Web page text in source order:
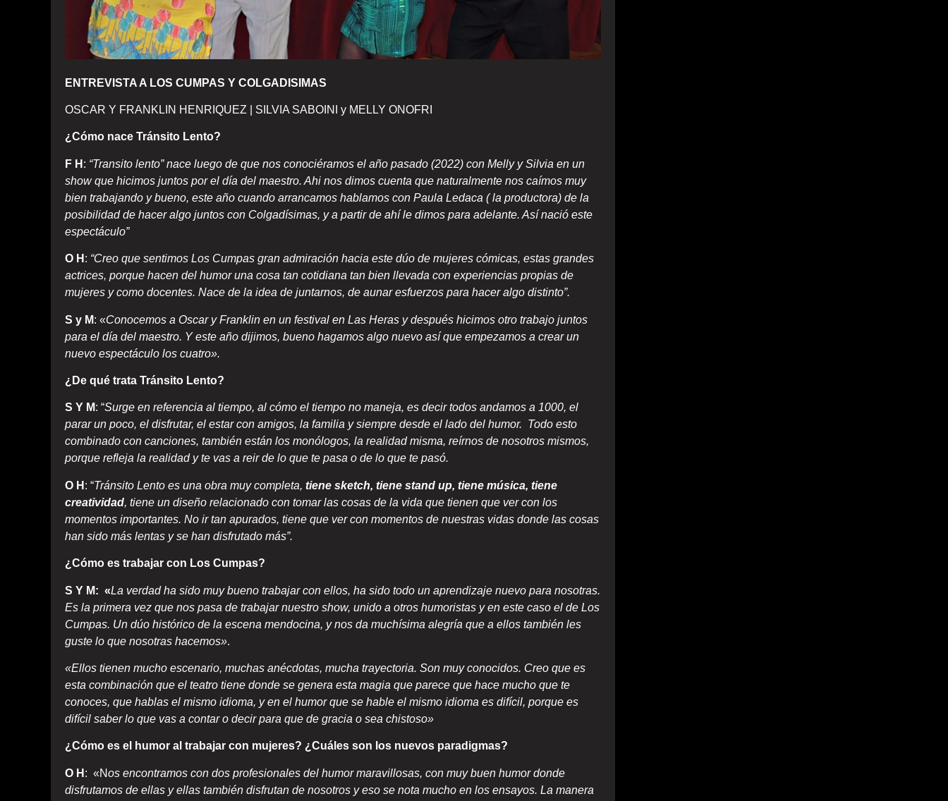
ENTREVISTA A LOS CUMPAS Y COLGADISIMAS
OSCAR Y FRANKLIN HENRIQUEZ | SILVIA SABOINI y MELLY ONOFRI
¿Cómo nace Tránsito Lento?
F H : “Transito lento” nace luego de que nos conociéramos el año pasado (2022) con Melly y Silvia en un
show que hicimos juntos por el día del maestro. Ahi nos dimos cuenta que naturalmente nos caímos muy
bien trabajando y bueno, este año cuando arrancamos hablamos con Paula Ledaca ( la productora) de la
posibilidad de hacer algo juntos con Colgadísimas, y a partir de ahí le dimos para adelante. Así nació este
espectáculo”
O H : “Creo que sentimos Los Cumpas gran admiración hacia este dúo de mujeres cómicas, estas grandes
actrices, porque hacen del humor una cosa tan cotidiana tan bien llevada con experiencias propias de
mujeres y como docentes. Nace de la idea de juntarnos, de aunar esfuerzos para hacer algo distinto”.
S y M: «Conocemos a Oscar y Franklin en un festival en Las Heras y después hicimos otro trabajo juntos
para el día del maestro. Y este año dijimos, bueno hagamos algo nuevo así que empezamos a crear un
nuevo espectáculo los cuatro».
¿De qué trata Tránsito Lento?
S Y M: “Surge en referencia al tiempo, al cómo el tiempo no maneja, es decir todos andamos a 1000, el
parar un poco, el disfrutar, el estar con amigos, la familia y siempre desde el lado del humor. Todo esto
combinado con canciones, también están los monólogos, la realidad misma, reírnos de nosotros mismos,
porque refleja la realidad y te vas a reir de lo que te pasa o de lo que te pasó.
O H : “Tránsito Lento es una obra muy completa, tiene sketch, tiene stand up, tiene música, tiene
creatividad, tiene un diseño relacionado con tomar las cosas de la vida que tienen que ver con los
momentos importantes. No ir tan apurados, tiene que ver con momentos de nuestras vidas donde las cosas
han sido más lentas y se han disfrutado más”.
¿Cómo es trabajar con Los Cumpas?
S Y M: «La verdad ha sido muy bueno trabajar con ellos, ha sido todo un aprendizaje nuevo para nosotras.
Es la primera vez que nos pasa de trabajar nuestro show, unido a otros humoristas y en este caso el de Los
Cumpas. Un dúo histórico de la escena mendocina, y nos da muchísima alegría que a ellos también les
guste lo que nosotras hacemos».
«Ellos tienen mucho escenario, muchas anécdotas, mucha trayectoria. Son muy conocidos. Creo que es
esta combinación que el teatro tiene donde se genera esta magia que parece que hace mucho que te
conoces, que hablas el mismo idioma, y en el humor que se hable el mismo idioma es difícil, porque es
difícil saber lo que vas a contar o decir para que de gracia o sea chistoso»
¿Cómo es el humor al trabajar con mujeres? ¿Cuáles son los nuevos paradigmas?
O H : «Nos encontramos con dos profesionales del humor maravillosas, con muy buen humor donde
disfrutamos de ellas y ellas también disfrutan de nosotros y eso se nota mucho en los ensayos. La manera